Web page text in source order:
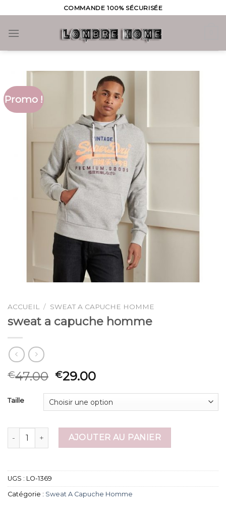
to
content
COMMANDE 100% SÉCURISÉE
Promo !
ACCUEIL / SWEAT A CAPUCHE HOMME
sweat a capuche homme
€47.00 €29.00
Taille
quantité de sweat a capuche homme
AJOUTER AU PANIER
UGS : LO-1369
Catégorie : Sweat A Capuche Homme